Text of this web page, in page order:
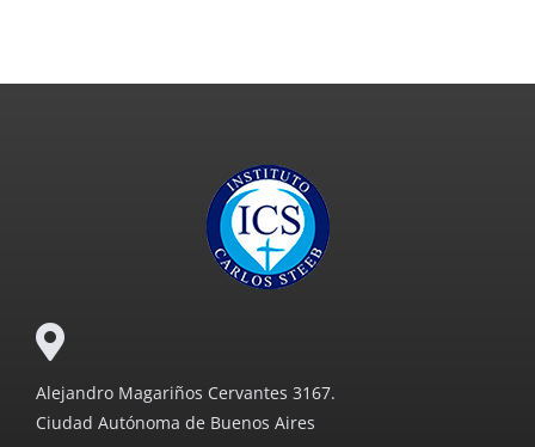
Alejandro Magariños Cervantes 3167.
Ciudad Autónoma de Buenos Aires